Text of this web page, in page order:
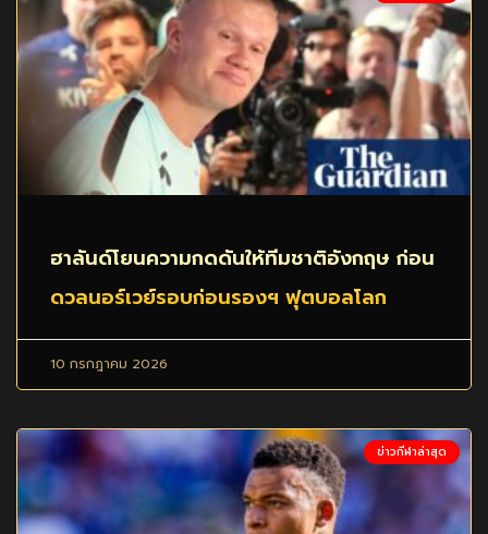
ฮาลันด์โยนความกดดันให้ทีมชาติอังกฤษ ก่อน
ดวลนอร์เวย์รอบก่อนรองฯ ฟุตบอลโลก
10 กรกฎาคม 2026
ข่าวกีฬาล่าสุด